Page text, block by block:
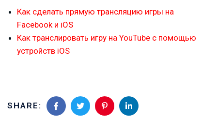
Как сделать прямую трансляцию игры на
Facebook и iOS
Как транслировать игру на YouTube с помощью
устройств iOS
SHARE: